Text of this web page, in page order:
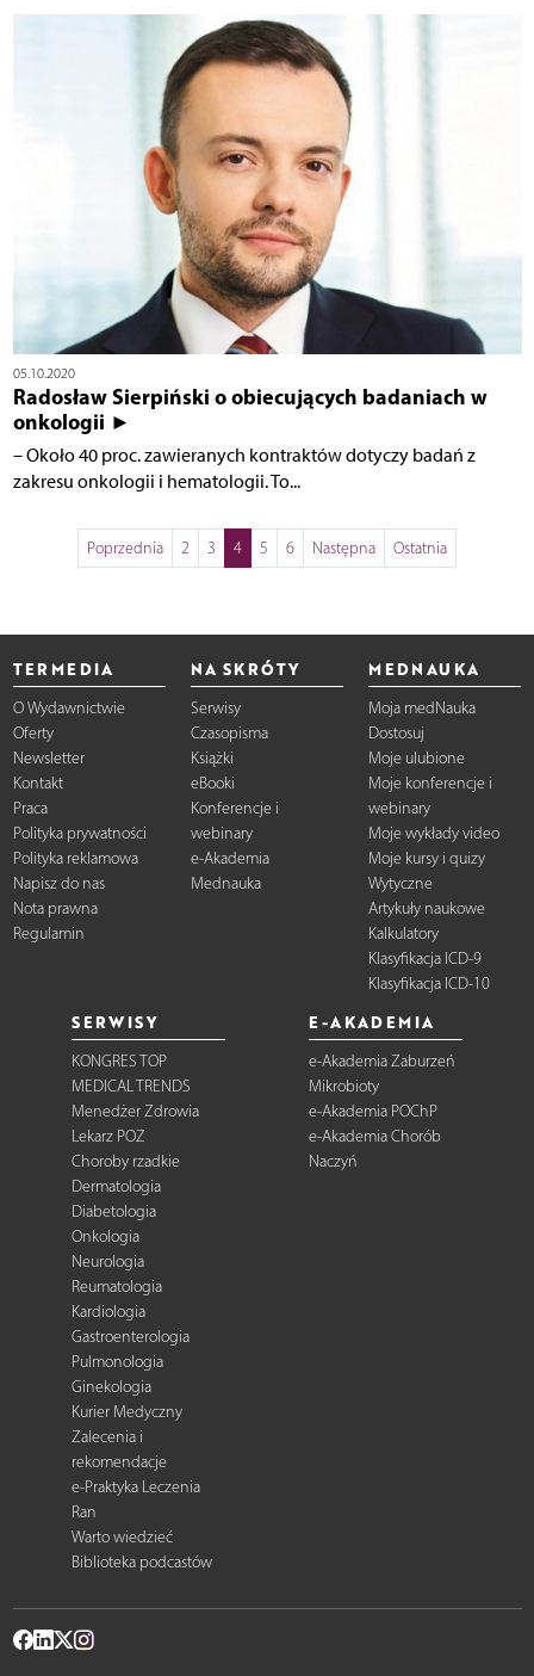
05.10.2020
Radosław Sierpiński o obiecujących badaniach w
onkologii ►
– Około 40 proc. zawieranych kontraktów dotyczy badań z
zakresu onkologii i hematologii. To...
Poprzednia 2 3 4 5 6 Następna Ostatnia
TERMEDIA
O Wydawnictwie
Oferty
Newsletter
Kontakt
Praca
Polityka prywatności
Polityka reklamowa
Napisz do nas
Nota prawna
Regulamin
NA SKRÓTY
Serwisy
Czasopisma
Książki
eBooki
Konferencje i
webinary
e-Akademia
Mednauka
MEDNAUKA
Moja medNauka
Dostosuj
Moje ulubione
Moje konferencje i
webinary
Moje wykłady video
Moje kursy i quizy
Wytyczne
Artykuły naukowe
Kalkulatory
Klasyfikacja ICD-9
Klasyfikacja ICD-10
SERWISY
KONGRES TOP
MEDICAL TRENDS
Menedżer Zdrowia
Lekarz POZ
Choroby rzadkie
Dermatologia
Diabetologia
Onkologia
Neurologia
Reumatologia
Kardiologia
Gastroenterologia
Pulmonologia
Ginekologia
Kurier Medyczny
Zalecenia i
rekomendacje
e-Praktyka Leczenia
Ran
Warto wiedzieć
Biblioteka podcastów
E-AKADEMIA
e-Akademia Zaburzeń
Mikrobioty
e-Akademia POChP
e-Akademia Chorób
Naczyń